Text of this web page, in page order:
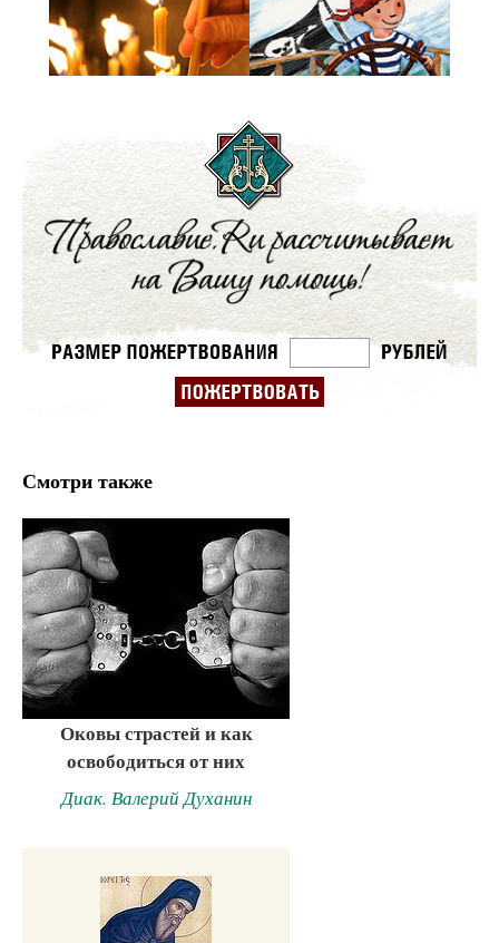
Смотри также
Оковы страстей и как
освободиться от них
Диак. Валерий Духанин